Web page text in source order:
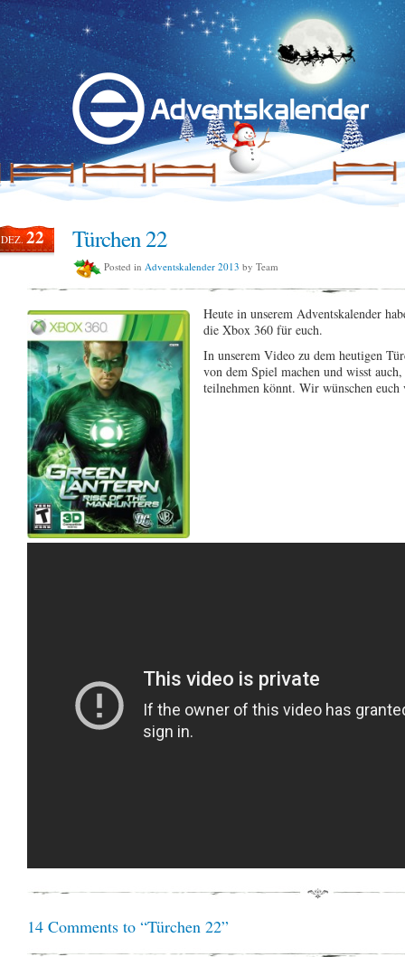
DEZ.22 Türchen 22
Posted in Adventskalender 2013 by Team
Heute in unserem Adventskalender
die Xbox 360 für euch.
In unserem Video zu dem heutigen
von dem Spiel machen und wisst
teilnehmen könnt. Wir wünschen
14 Comments to “Türchen 22”